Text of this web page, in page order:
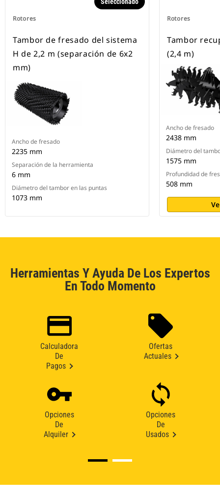
Rotores
Seleccionado
Tambor de fresado del sistema
H de 2,2 m (separación de 6x2
mm)
Ancho de fresado
2235 mm
Separación de la herramienta
6 mm
Diámetro del tambor en las puntas
1073 mm
Rotores
Tambor
(2,4 m)
Ancho de fresado
2438 mm
Diámetro del
1575 mm
Profundidad de
508 mm
Herramientas Y Ayuda De Los Expertos
En Todo Momento
Calculadora
De
Pagos
Ofertas
Actuales
Opciones
De
Alquiler
Opciones
De
Usados